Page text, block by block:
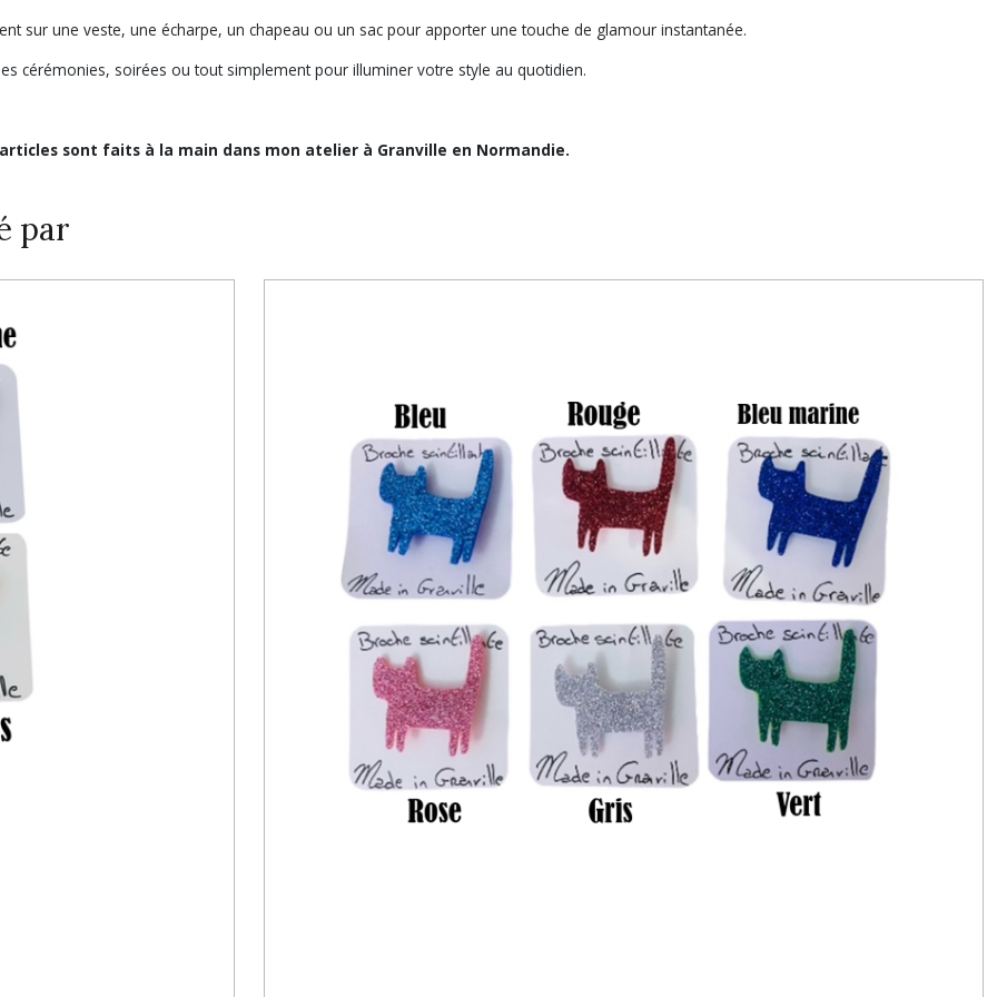
sur une veste, une écharpe, un chapeau ou un sac pour apporter une touche de glamour instantanée.
cérémonies, soirées ou tout simplement pour illuminer votre style au quotidien.
sont faits à la main dans mon atelier à Granville en Normandie.
par